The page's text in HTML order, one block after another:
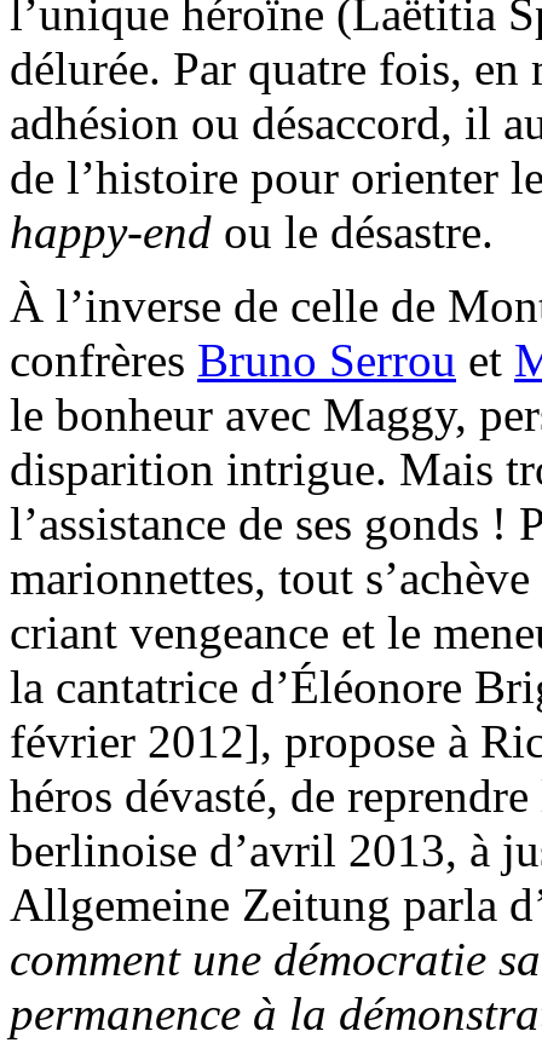
l’unique héroïne (Laëtitia
délurée. Par quatre fois,
adhésion ou désaccord, il
de l’histoire pour orienter
happy-end ou le désastre.
À l’inverse de celle de
confrères Bruno Serrou et
le bonheur avec Maggy,
disparition intrigue. Mais
l’assistance de ses gonds !
marionnettes, tout
criant vengeance et le
la cantatrice d’Éléonore
février 2012], propose à
héros dévasté, de
berlinoise d’avril 2013, à
Allgemeine Zeitung parla
comment une démocratie
permanence à la